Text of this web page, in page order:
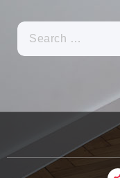
Search
for: